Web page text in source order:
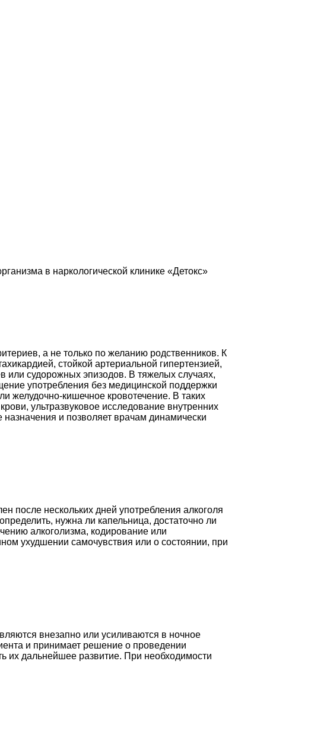
в наркологической клинике «Детокс»
а не только по желанию родственников. К
стойкой артериальной гипертензией,
или судорожных эпизодов. В тяжелых случаях,
употребления без медицинской поддержки
желудочно-кишечное кровотечение. В таких
ультразвуковое исследование внутренних
и позволяет врачам динамически
после нескольких дней употребления алкоголя
нужна ли капельница, достаточно ли
алкоголизма, кодирование или
ухудшении самочувствия или о состоянии, при
внезапно или усиливаются в ночное
и принимает решение о проведении
их дальнейшее развитие. При необходимости